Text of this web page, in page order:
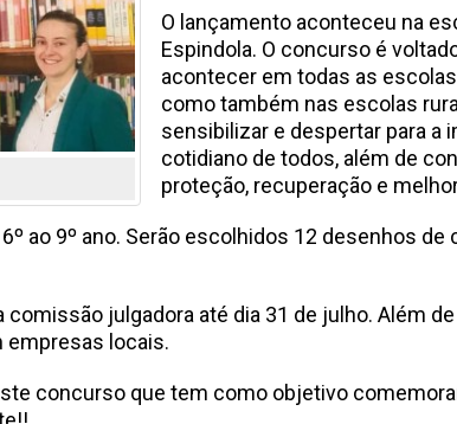
O lançamento aconteceu na
Espindola. O concurso é
acontecer em todas as
como também nas escolas
sensibilizar e despertar para a
cotidiano de todos, além de
proteção, recuperação e
ao 9º ano. Serão escolhidos 12 desenhos
julgadora até dia 31 de julho. Além
empresas locais.
concurso que tem como objetivo